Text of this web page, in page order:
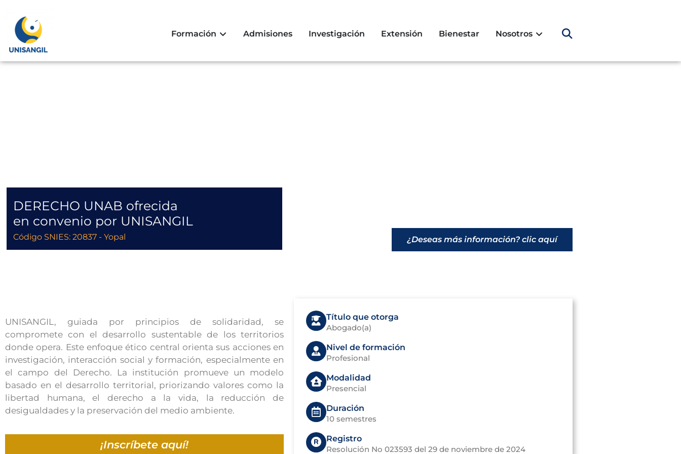
Formación Admisiones Investigación Extensión Bienestar Nosotros
DERECHO UNAB ofrecida
en convenio por UNISANGIL
Código SNIES: 20837 - Yopal ¿Deseas más información? clic aquí
UNISANGIL, guiada por principios de solidaridad, se
compromete con el desarrollo sustentable de los territorios
donde opera. Este enfoque ético central orienta sus acciones en
investigación, interacción social y formación, especialmente en
el campo del Derecho. La institución promueve un modelo
basado en el desarrollo territorial, priorizando valores como la
libertad humana, el derecho a la vida, la reducción de
desigualdades y la preservación del medio ambiente.
¡Inscríbete aquí!
Título que otorga
Abogado(a)
Nivel de formación
Profesional
Modalidad
Presencial
Duración
10 semestres
Registro
Resolución No 023593 del 29 de noviembre de 2024